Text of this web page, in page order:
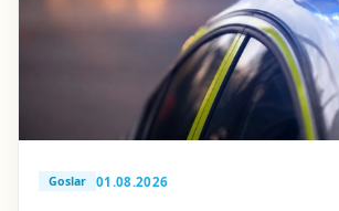
Goslar 01.08.2026